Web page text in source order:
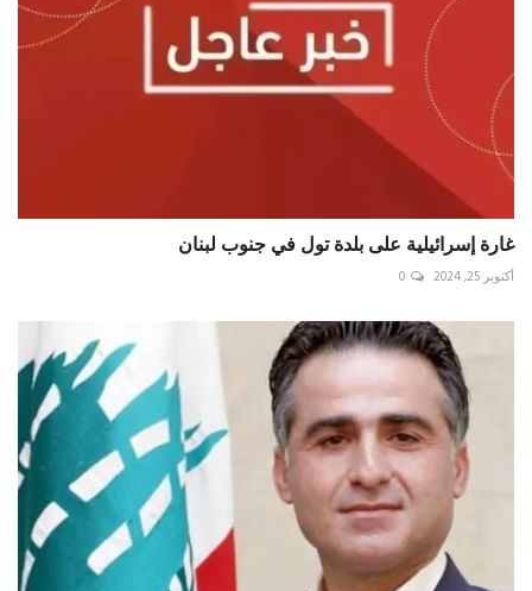
غارة إسرائيلية على بلدة تول في جنوب ‎لبنان
أكتوبر 25, 2024 0